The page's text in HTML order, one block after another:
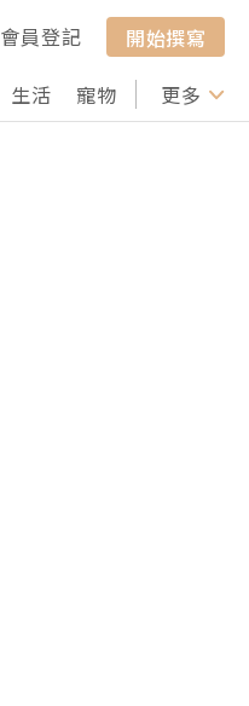
會員登記
開始撰寫
生活 寵物 行山 打卡
更多